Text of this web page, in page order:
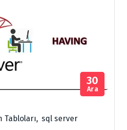
Tabloları, sql server
30
Ara